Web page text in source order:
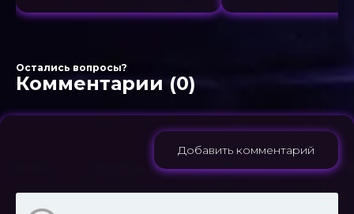
Остались вопросы?
Комментарии (0)
Добавить комментарий